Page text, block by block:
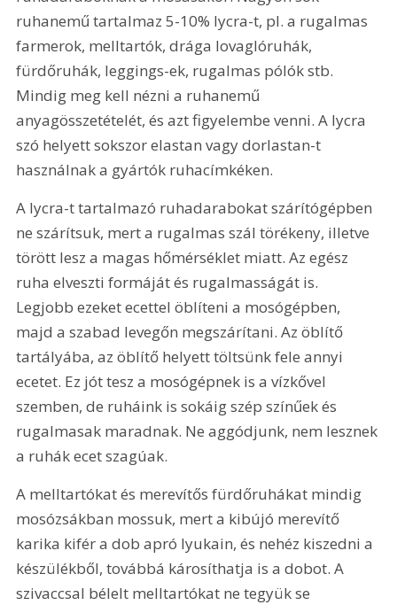
ruhanemű tartalmaz 5-10% lycra-t, pl. a rugalmas
farmerok, melltartók, drága lovaglóruhák,
fürdőruhák, leggings-ek, rugalmas pólók stb.
Mindig meg kell nézni a ruhanemű
anyagösszetételét, és azt figyelembe venni. A lycra
szó helyett sokszor elastan vagy dorlastan-t
használnak a gyártók ruhacímkéken.
A lycra-t tartalmazó ruhadarabokat szárítógépben
ne szárítsuk, mert a rugalmas szál törékeny, illetve
törött lesz a magas hőmérséklet miatt. Az egész
ruha elveszti formáját és rugalmasságát is.
Legjobb ezeket ecettel öblíteni a mosógépben,
majd a szabad levegőn megszárítani. Az öblítő
tartályába, az öblítő helyett töltsünk fele annyi
ecetet. Ez jót tesz a mosógépnek is a vízkővel
szemben, de ruháink is sokáig szép színűek és
rugalmasak maradnak. Ne aggódjunk, nem lesznek
a ruhák ecet szagúak.
A melltartókat és merevítős fürdőruhákat mindig
mosózsákban mossuk, mert a kibújó merevítő
karika kifér a dob apró lyukain, és nehéz kiszedni a
készülékből, továbbá károsíthatja is a dobot. A
szivaccsal bélelt melltartókat ne tegyük se